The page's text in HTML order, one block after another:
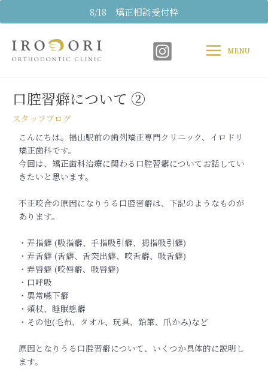
8/18 矯正相談受付枠
容
MenuMENU
口腔習癖について ②
スタッフブログ
こんにちは。福山駅前の歯列矯正専門クリニック、イロドリ
矯正歯科です。
今回は、矯正歯科治療に関わる口腔習癖についてお話してい
きたいと思います。
不正咬合の原因になりうる口腔習癖は、下記のようなものが
あります。
・弄指癖 (吸指癖、手指吸引癖、拇指吸引癖)
・弄舌癖 (舌癖、舌突出癖、咬舌癖、吸舌癖)
・弄唇癖 (咬唇癖、吸唇癖)
・口呼吸
・異常嚥下癖
・頬杖、睡眠態癖
・その他(毛布、タオル、玩具、鉛筆、爪かみ)など
原因となりうる口腔習癖について、いくつか具体的に説明し
ます。